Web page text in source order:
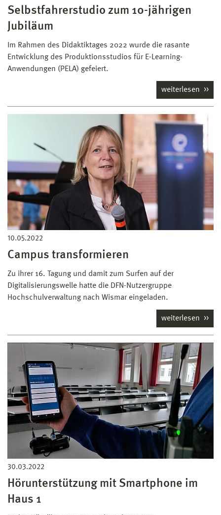
Selbstfahrerstudio zum 10-jährigen
Jubiläum
Im Rahmen des Didaktiktages 2022 wurde die rasante
Entwicklung des Produktionsstudios für E-Learning-
Anwendungen (PELA) gefeiert.
weiterlesen
10.05.2022
Campus transformieren
Zu ihrer 16. Tagung und damit zum Surfen auf der
Digitalisierungswelle hatte die DFN-Nutzergruppe
Hochschulverwaltung nach Wismar eingeladen.
weiterlesen
30.03.2022
Hörunterstützung mit Smartphone im
Haus 1